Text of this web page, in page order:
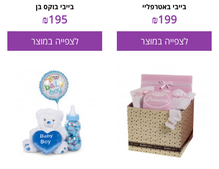
בייבי באטרפליי
₪199
לצפייה במוצר
בייבי בוקס בן
₪195
לצפייה במוצר